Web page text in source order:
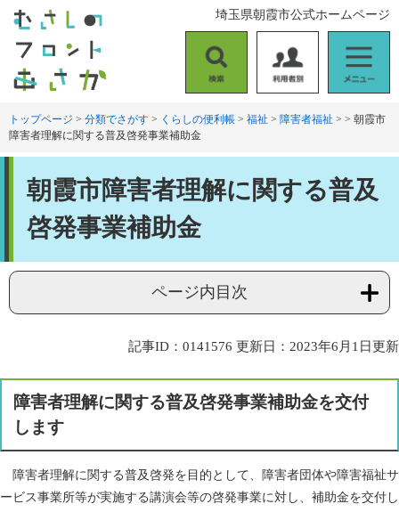
す
。
し
て
索
用
者
ニ
ュ
埼玉県朝霞市公式ホームページ
トップページ > 分類でさがす > くらしの便利帳 > 福祉 > 障害者福祉 > > 朝霞市
障害者理解に関する普及啓発事業補助金
朝霞市障害者理解に関する普及
啓発事業補助金
ページ内目次
記事ID：0141576 更新日：2023年6月1日更新
障害者理解に関する普及啓発事業補助金を交付
します
障害者理解に関する普及啓発を目的として、障害者団体や障害福祉サ
ービス事業所等が実施する講演会等の啓発事業に対し、補助金を交付し